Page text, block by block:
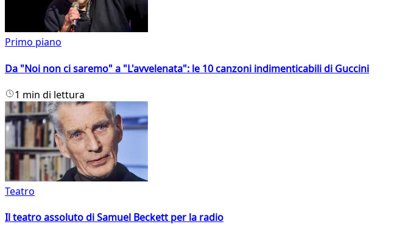
Primo piano
Da "Noi non ci saremo" a "L'avvelenata": le 10 canzoni indimenticabili di Guccini
1 min di lettura
Teatro
Il teatro assoluto di Samuel Beckett per la radio